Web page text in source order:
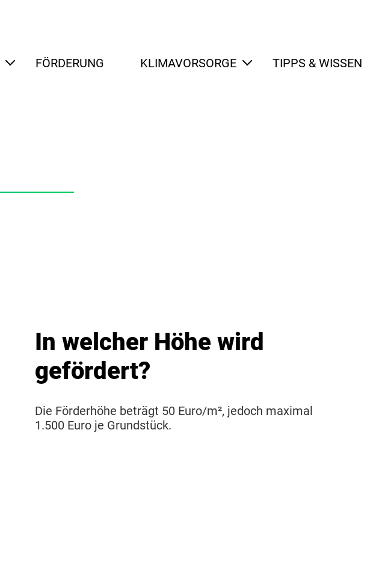
FÖRDERUNG KLIMAVORSORGE
TIPPS & WISSEN
In welcher Höhe wird
gefördert?
Die Förderhöhe beträgt 50 Euro/m², jedoch maximal
1.500 Euro je Grundstück.